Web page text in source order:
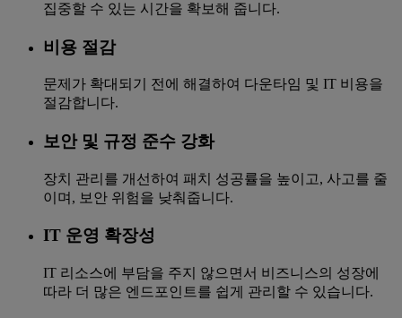
집중할 수 있는 시간을 확보해 줍니다.
비용 절감
문제가 확대되기 전에 해결하여 다운타임 및 IT 비용을
절감합니다.
보안 및 규정 준수 강화
장치 관리를 개선하여 패치 성공률을 높이고, 사고를 줄
이며, 보안 위험을 낮춰줍니다.
IT 운영 확장성
IT 리소스에 부담을 주지 않으면서 비즈니스의 성장에
따라 더 많은 엔드포인트를 쉽게 관리할 수 있습니다.